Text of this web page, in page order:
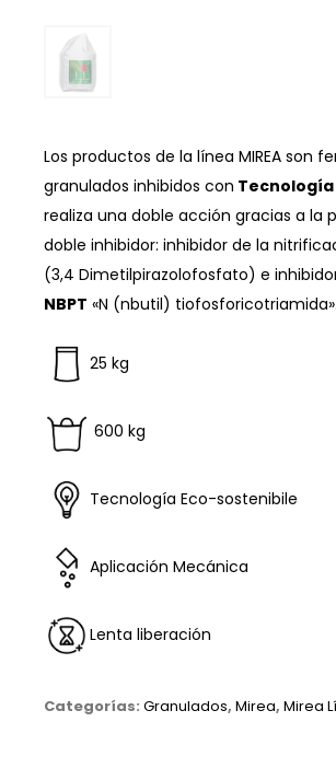
Los productos de la línea MIREA son
granulados inhibidos con Tecnología
realiza una doble acción gracias a la
doble inhibidor: inhibidor de la
(3,4 Dimetilpirazolofosfato) e
NBPT «N (nbutil) tiofosforicotriamida».
25 kg
600 kg
Tecnología Eco-sostenibile
Aplicación Mecánica
Lenta liberación
Categorías: Granulados, Mirea, Mirea